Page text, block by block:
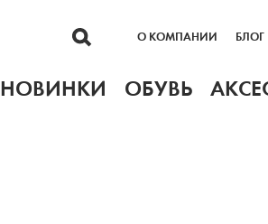
О КОМПАНИИ БЛОГ
НОВИНКИ ОБУВЬ